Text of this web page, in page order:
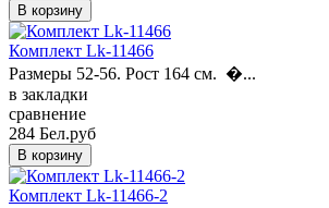
Комплект Lk-11466
Размеры 52-56. Рост 164 см. �...
в закладки
сравнение
284 Бел.руб
Комплект Lk-11466-2